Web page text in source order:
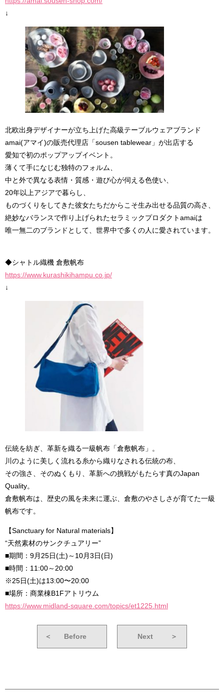
↓
北欧出身デザイナーが立ち上げた高級テーブルウェアブランド
amai(アマイ)の販売代理店「sousen tablewear」が出店する
愛知で初のポップアップイベント。
薄くて手になじむ独特のフォルム、
中と外で異なる表情・質感・遊び心が伺える色使い、
20年以上アジアで暮らし、
ものづくりをしてきた彼女たちだからこそ生み出せる品質の高さ、
絶妙なバランスで作り上げられたセラミックプロダクトamaiは
唯一無二のブランドとして、世界中で多くの人に愛されています。
◆シャトル織機 倉敷帆布
https://www.kurashikihampu.co.jp/
↓
伝統を紡ぎ、革新を織る一級帆布「倉敷帆布」。
川のように美しく流れる糸から織りなされる伝統の布、
その強さ、そのぬくもり、革新への挑戦がもたらす真のJapan
Quality。
倉敷帆布は、歴史の風を未来に運ぶ、倉敷のやさしさが育てた一級
帆布です。
【Sanctuary for Natural materials】
“天然素材のサンクチュアリー”
■期間：9月25日(土)～10月3日(日)
■時間：11:00～20:00
※25日(土)は13:00〜20:00
■場所：商業棟B1Fアトリウム
https://www.midland-square.com/topics/et1225.html
＜ Before Next ＞